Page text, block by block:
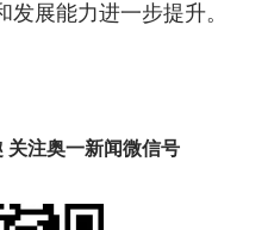
展能力进一步提升。
关注奥一新闻微信号